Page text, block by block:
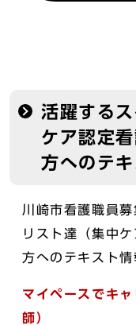
活躍する
ケア認定
方へのテキ
川崎市看護職員
リスト達（集中
方へのテキスト情
マイペースでキ
師）